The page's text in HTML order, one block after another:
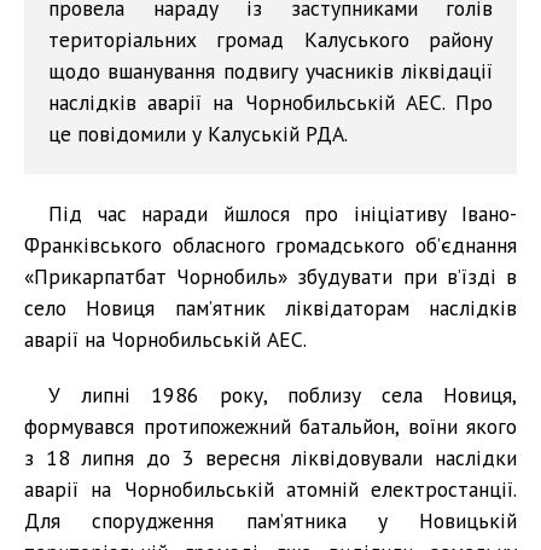
провела нараду із заступниками голів
територіальних громад Калуського району
щодо вшанування подвигу учасників ліквідації
наслідків аварії на Чорнобильській АЕС. Про
це повідомили у Калуській РДА.
Під час наради йшлося про ініціативу Івано-
Франківського обласного громадського об’єднання
«Прикарпатбат Чорнобиль» збудувати при в’їзді в
село Новиця пам’ятник ліквідаторам наслідків
аварії на Чорнобильській АЕС.
У липні 1986 року, поблизу села Новиця,
формувався протипожежний батальйон, воїни якого
з 18 липня до 3 вересня ліквідовували наслідки
аварії на Чорнобильській атомній електростанції.
Для спорудження пам’ятника у Новицькій